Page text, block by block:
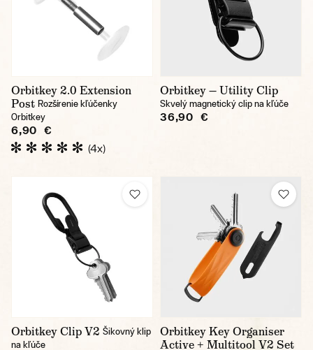
Orbitkey 2.0 Extension
Post Rozšírenie kľúčenky
Orbitkey
6,90 €
(4x)
Orbitkey — Utility Clip
Skvelý magnetický clip na kľúče
36,90 €
Orbitkey Clip V2 Šikovný klip
na kľúče
Orbitkey Key Organiser
Active + Multitool V2 Set